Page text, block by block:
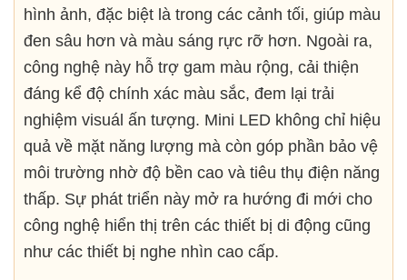
hình ảnh, đặc biệt là trong các cảnh tối, giúp màu
đen sâu hơn và màu sáng rực rỡ hơn. Ngoài ra,
công nghệ này hỗ trợ gam màu rộng, cải thiện
đáng kể độ chính xác màu sắc, đem lại trải
nghiệm visuál ấn tượng. Mini LED không chỉ hiệu
quả về mặt năng lượng mà còn góp phần bảo vệ
môi trường nhờ độ bền cao và tiêu thụ điện năng
thấp. Sự phát triển này mở ra hướng đi mới cho
công nghệ hiển thị trên các thiết bị di động cũng
như các thiết bị nghe nhìn cao cấp.